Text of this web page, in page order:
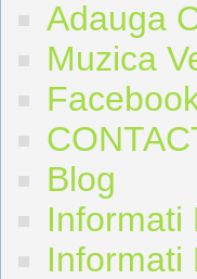
Adauga
Muzica
Blog
Informati
Informati